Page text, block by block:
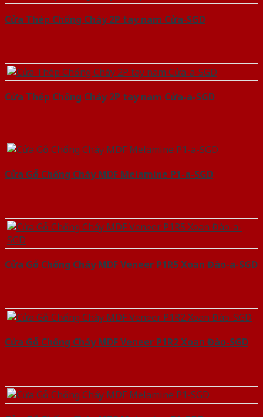
Cửa Thép Chống Cháy 2P tay nam Cửa-SGD
Cửa Thép Chống Cháy 2P tay nam Cửa-a-SGD
Cửa Gỗ Chống Cháy MDF Melamine P1-a-SGD
Cửa Gỗ Chống Cháy MDF Veneer P1R5 Xoan Đào-a-SGD
Cửa Gỗ Chống Cháy MDF Veneer P1R2 Xoan Đào-SGD